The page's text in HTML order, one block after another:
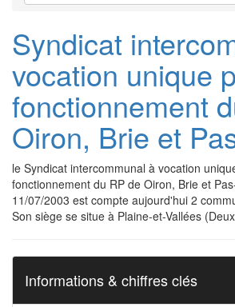
Syndicat
vocation unique
fonctionnement
Oiron, Brie et
le Syndicat intercommunal à vocation
fonctionnement du RP de Oiron, Brie et
11/07/2003 est compte aujourd'hui 2
Son siège se situe à Plaine-et-Vallées
Informations & chiffres clés